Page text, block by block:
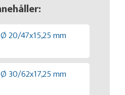
20/47x15,25 mm
30/62x17,25 mm